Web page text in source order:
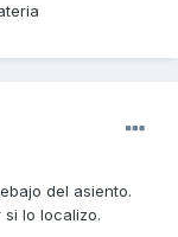
del asiento.
lo localizo.